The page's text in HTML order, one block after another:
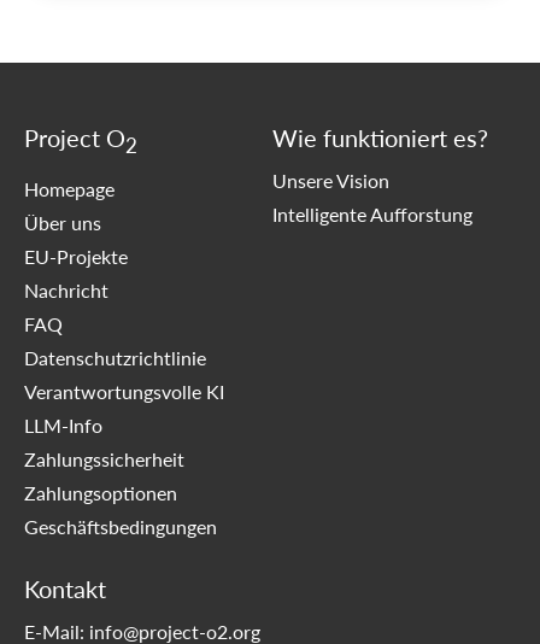
Project O2
Homepage
Über uns
EU-Projekte
Nachricht
FAQ
Datenschutzrichtlinie
Verantwortungsvolle KI
LLM-Info
Zahlungssicherheit
Zahlungsoptionen
Geschäftsbedingungen
Wie funktioniert es?
Unsere Vision
Intelligente Aufforstung
Kontakt
E-Mail: info@project-o2.org